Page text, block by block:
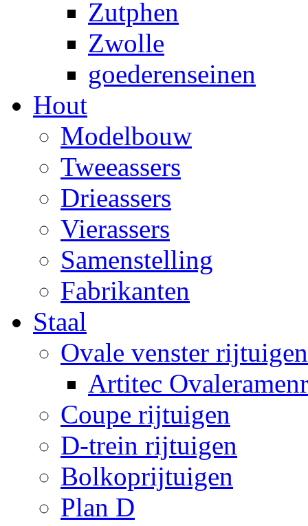
Zutphen
Zwolle
goederenseinen
Hout
Modelbouw
Tweeassers
Drieassers
Vierassers
Samenstelling
Fabrikanten
Staal
Ovale venster rijtuigen
Artitec
Coupe rijtuigen
D-trein rijtuigen
Bolkoprijtuigen
Plan D